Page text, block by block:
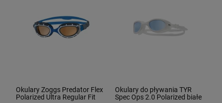
Okulary Zoggs Predator Flex
Polarized Ultra Regular Fit
Okulary do pływania TYR
Spec Ops 2.0 Polarized białe